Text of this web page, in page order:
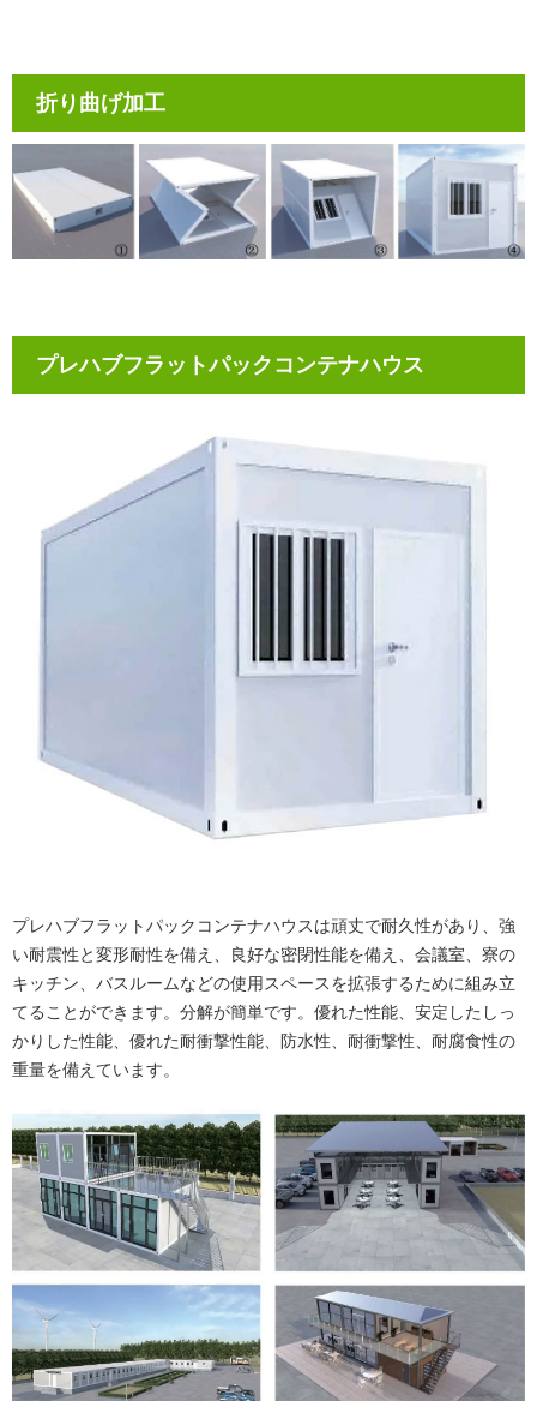
折り曲げ加工
プレハブフラットパックコンテナハウス
プレハブフラットパックコンテナハウスは頑丈で耐久性があり、強
い耐震性と変形耐性を備え、良好な密閉性能を備え、会議室、寮の
キッチン、バスルームなどの使用スペースを拡張するために組み立
てることができます。分解が簡単です。優れた性能、安定したしっ
かりした性能、優れた耐衝撃性能、防水性、耐衝撃性、耐腐食性の
重量を備えています。